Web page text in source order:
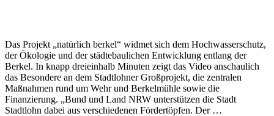
Das Projekt „natürlich berkel“ widmet sich dem Hochwasserschutz,
der Ökologie und der städtebaulichen Entwicklung entlang der
Berkel. In knapp dreieinhalb Minuten zeigt das Video anschaulich
das Besondere an dem Stadtlohner Großprojekt, die zentralen
Maßnahmen rund um Wehr und Berkelmühle sowie die
Finanzierung. „Bund und Land NRW unterstützen die Stadt
Stadtlohn dabei aus verschiedenen Fördertöpfen. Der …